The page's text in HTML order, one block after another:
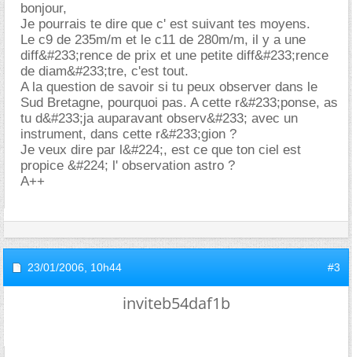
bonjour,
Je pourrais te dire que c' est suivant tes moyens.
Le c9 de 235m/m et le c11 de 280m/m, il y a une
diff&#233;rence de prix et une petite diff&#233;rence
de diam&#233;tre, c'est tout.
A la question de savoir si tu peux observer dans le
Sud Bretagne, pourquoi pas. A cette r&#233;ponse, as
tu d&#233;ja auparavant observ&#233; avec un
instrument, dans cette r&#233;gion ?
Je veux dire par l&#224;, est ce que ton ciel est
propice &#224; l' observation astro ?
A++
23/01/2006, 10h44 #3
inviteb54daf1b